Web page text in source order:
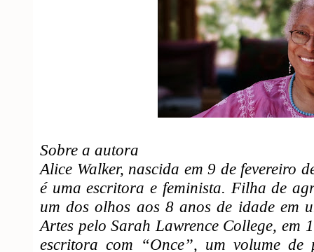
Sobre a autora
Alice Walker, nascida em 9 de fevereiro
é uma escritora e feminista. Filha de
um dos olhos aos 8 anos de idade em
Artes pelo Sarah Lawrence College, em
escritora com “Once”, um volume de